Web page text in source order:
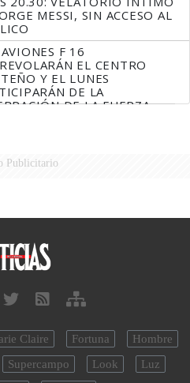
MESSI, SIN ACCESO AL
F 16
EL CENTRO
Y EL LUNES
DE LA
DE LA FUERZA
Publicitario
Claire Fortuna
Hombre
Supercampo Look Luz